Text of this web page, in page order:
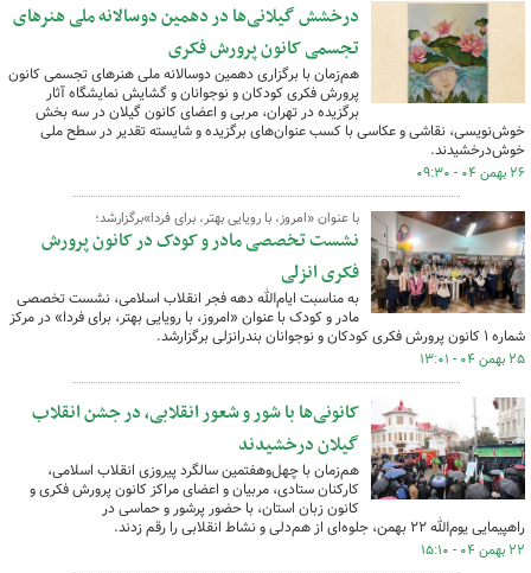
درخشش گیلانی‌ها در دهمین دوسالانه ملی هنرهای
تجسمی کانون پرورش فکری
هم‌زمان با برگزاری دهمین دوسالانه ملی هنرهای تجسمی کانون
پرورش فکری کودکان و نوجوانان و گشایش نمایشگاه آثار
برگزیده در تهران، مربی و اعضای کانون گیلان در سه بخش
خوش‌نویسی، نقاشی و عکاسی با کسب عنوان‌های برگزیده و شایسته تقدیر در سطح ملی
خوش‌درخشیدند.
۲۶ بهمن ۰۴ - ۰۹:۳۰
با عنوان «امروز، با رویایی بهتر، برای فردا»برگزارشد؛
نشست تخصصی مادر و کودک در کانون پرورش
فکری انزلی
به مناسبت ایام‌الله دهه فجر انقلاب اسلامی، نشست تخصصی
مادر و کودک با عنوان «امروز، با رویایی بهتر، برای فردا» در مرکز
شماره ۱ کانون پرورش فکری کودکان و نوجوانان بندرانزلی برگزارشد.
۲۵ بهمن ۰۴ - ۱۳:۰۱
کانونی‌ها با شور و شعور انقلابی، در جشن انقلاب
گیلان ‌درخشیدند
هم‌زمان با چهل‌وهفتمین سالگرد پیروزی انقلاب اسلامی،
کارکنان ستادی، مربیان و اعضای مراکز کانون پرورش فکری و
کانون زبان استان، با حضور پرشور و حماسی در
راهپیمایی یوم‌الله ۲۲ بهمن، جلوه‌ای از هم‌دلی و نشاط انقلابی را رقم زدند.
۲۲ بهمن ۰۴ - ۱۵:۱۰